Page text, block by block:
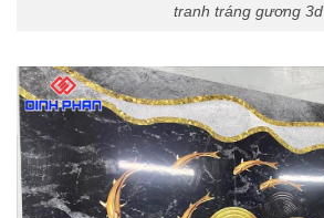
tranh tráng gương 3d